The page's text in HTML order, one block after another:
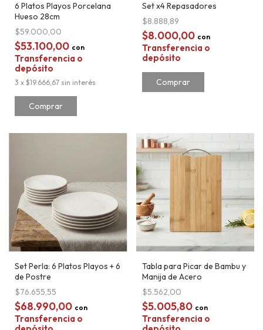
6 Platos Playos Porcelana
Hueso 28cm
$59.000,00
$53.100,00 con
Transferencia o
depósito
3 x $19.666,67 sin interés
Set x4 Repasadores
$8.888,89
$8.000,00 con
Transferencia o
depósito
Set Perla: 6 Platos Playos + 6
de Postre
$76.655,55
$68.990,00 con
Transferencia o
Tabla para Picar de Bambu y
Manija de Acero
$5.562,00
$5.005,80 con
Transferencia o